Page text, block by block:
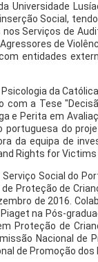
Universidade
Social,
Serviços de
de
entidades
da
a Tese
e Perita em
do
da equipa de
Rights for
Social do
Proteção de
de 2016.
na Pós-
Proteção de
Nacional
de Promoção